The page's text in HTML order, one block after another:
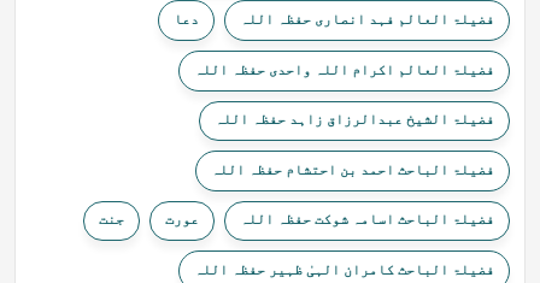
فضیلۃ العالم فہد انصاری حفظہ اللہ دعا
فضیلۃ العالم اکرام اللہ واحدی حفظہ اللہ
فضیلۃ الشیخ عبدالرزاق زاہد حفظہ اللہ
فضیلۃ الباحث احمد بن احتشام حفظہ اللہ
فضیلۃ الباحث اسامہ شوکت حفظہ اللہ عورت جنت
فضیلۃ الباحث کامران الہیٰ ظہیر حفظہ اللہ